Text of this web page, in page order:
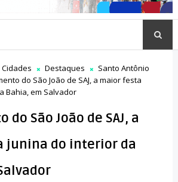
Cidades Destaques
Santo Antônio
do São João de SAJ, a maior festa
Bahia, em Salvador
do São João de SAJ, a
junina do interior da